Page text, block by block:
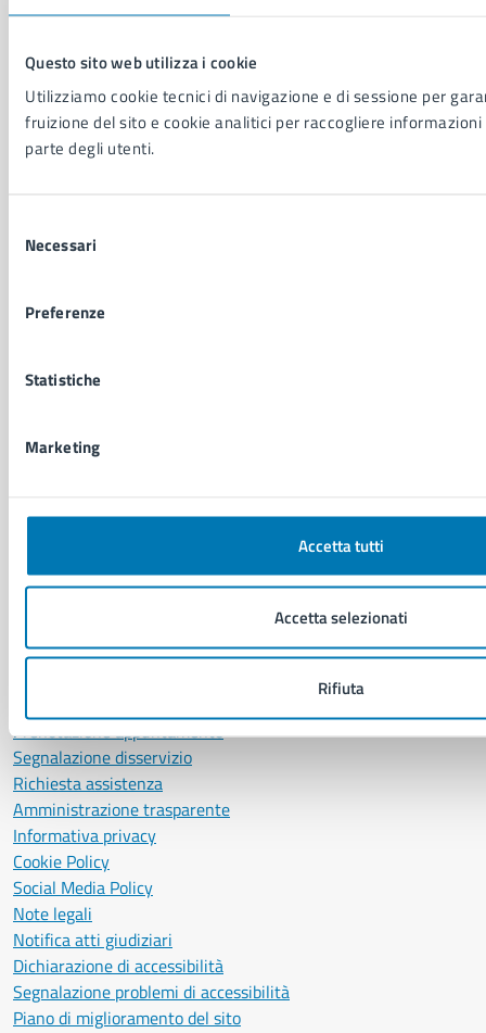
Questo sito web utilizza i cookie
Utilizziamo cookie tecnici di navigazione e di sessione per
fruizione del sito e cookie analitici per raccogliere
parte degli utenti.
delNecessari
Preferenze
Statistiche
Marketing
Accetta tutti
Accetta selezionati
Rifiuta
Notizie
Avvisi
Comunicati
Comunicati stampa della Giunta Comunale
Comunicati stampa del Consiglio Comunale
VIVERE IL COMUNE
Elenco libri
Palazzo San Giacomo, Piazza Municipio - 80133
Servizio Protocollo, URP e Albo Pretorio
Centralino unico:0817951111
Prenotazione appuntamento
Segnalazione disservizio
Richiesta assistenza
Amministrazione trasparente
Informativa privacy
Cookie Policy
Social Media Policy
Note legali
Notifica atti giudiziari
Dichiarazione di accessibilità
Segnalazione problemi di accessibilità
Piano di miglioramento del sito